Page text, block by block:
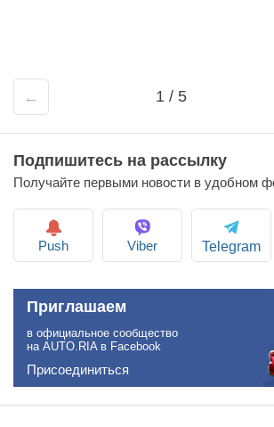
← 1 / 5
Подпишитесь на рассылку
Получайте первыми новости в удобном
Push Viber Telegram
Приглашаем
в официальное сообщество
на AUTO.RIA в Facebook
Присоединиться